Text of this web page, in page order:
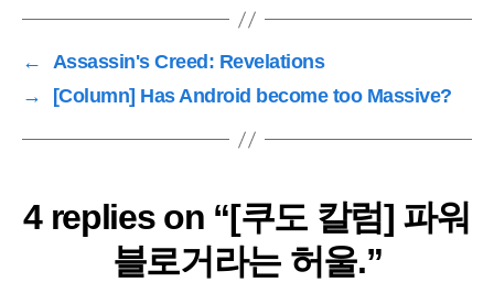
←
Assassin's Creed: Revelations
→
[Column] Has Android become too Massive?
4 replies on “[쿠도 칼럼] 파워
블로거라는 허울.”